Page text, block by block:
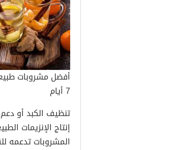
أفضل مشروبات
7 أيام
تنظيف الكبد أو
إنتاج الإنزيمات
المشروبات تدعمه